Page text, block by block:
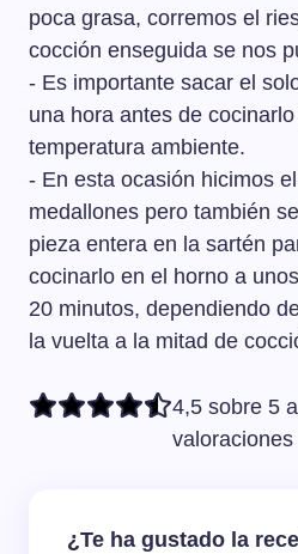
poca grasa, corremos el
cocción enseguida se nos
- Es importante sacar el
una hora antes de
temperatura ambiente.
- En esta ocasión hicimos
medallones pero también
pieza entera en la sartén
cocinarlo en el horno a
20 minutos, dependiendo
la vuelta a la mitad de
4,5 sobre 5
valoraciones
¿Te ha gustado la